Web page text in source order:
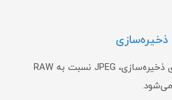
ذخیره‌سازی
از نظر حجم فایل و فضای ذخیره‌سازی، JPEG نسبت به RAW